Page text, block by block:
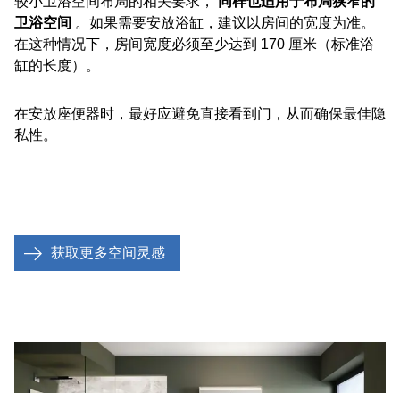
卫浴空间 。如果需要安放浴缸，建议以房间的宽度为准。
在这种情况下，房间宽度必须至少达到 170 厘米（标准浴
缸的长度）。
在安放座便器时，最好应避免直接看到门，从而确保最佳隐
私性。
获取更多空间灵感